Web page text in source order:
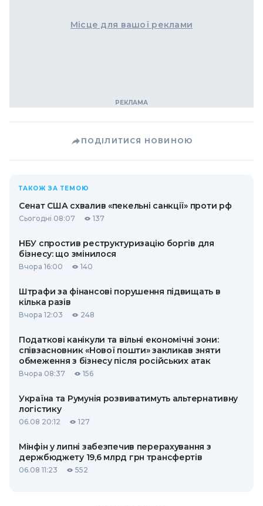
Місце для вашої реклами
ПОДІЛИТИСЯ НОВИНОЮ
ТАКОЖ ЗА ТЕМОЮ
Сенат США схвалив «пекельні санкції» проти рф
Сьогодні 08:07 137
НБУ спростив реструктуризацію боргів для
бізнесу: що змінилося
Вчора 16:00 140
Штрафи за фінансові порушення підвищать в
кілька разів
Вчора 12:03 248
Податкові канікули та вільні економічні зони:
співзасновник «Нової пошти» закликав зняти
обмеження з бізнесу після російських атак
Вчора 08:37 156
Україна та Румунія розвиватимуть альтернативну
логістику
06.08 20:12 127
Мінфін у липні забезпечив перерахування з
держбюджету 19,6 млрд грн трансфертів
06.08 11:23 552